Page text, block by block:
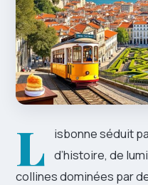
L
isbonne séduit
d’histoire, de
collines dominées par